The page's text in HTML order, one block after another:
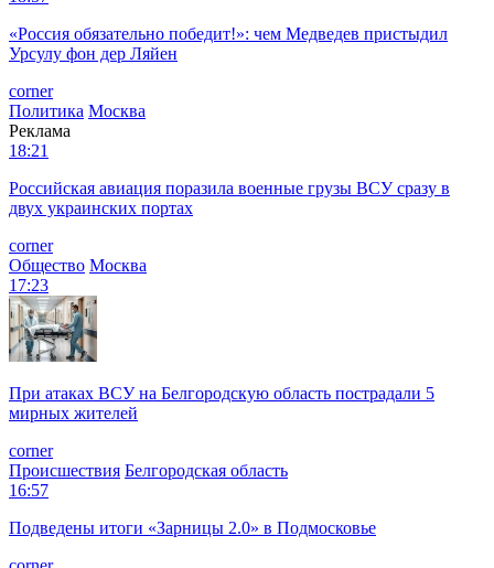
«Россия обязательно победит!»: чем Медведев пристыдил
Урсулу фон дер Ляйен
corner
Политика Москва
Реклама
18:21
Российская авиация поразила военные грузы ВСУ сразу в
двух украинских портах
corner
Общество Москва
17:23
При атаках ВСУ на Белгородскую область пострадали 5
мирных жителей
corner
Происшествия Белгородская область
16:57
Подведены итоги «Зарницы 2.0» в Подмосковье